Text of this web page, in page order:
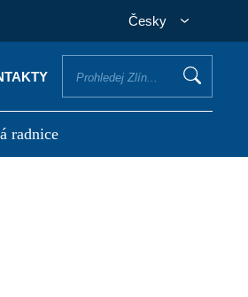
Česky
radnice